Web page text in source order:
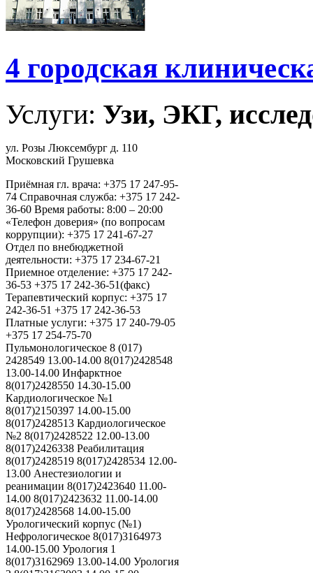
4 городская
Услуги: Узи, ЭКГ,
ул. Розы Люксембург д. 110
Московский Грушевка
Приёмная гл. врача: +375 17 247-95-
74 Справочная служба: +375 17 242-
36-60 Время работы: 8:00 – 20:00
«Телефон доверия» (по вопросам
коррупции): +375 17 241-67-27
Отдел по внебюджетной
деятельности: +375 17 234-67-21
Приемное отделение: +375 17 242-
36-53 +375 17 242-36-51(факс)
Терапевтический корпус: +375 17
242-36-51 +375 17 242-36-53
Платные услуги: +375 17 240-79-05
+375 17 254-75-70
Пульмонологическое 8 (017)
2428549 13.00-14.00 8(017)2428548
13.00-14.00 Инфарктное
8(017)2428550 14.30-15.00
Кардиологическое №1
8(017)2150397 14.00-15.00
8(017)2428513 Кардиологическое
№2 8(017)2428522 12.00-13.00
8(017)2426338 Реабилитация
8(017)2428519 8(017)2428534 12.00-
13.00 Анестезиологии и
реанимации 8(017)2423640 11.00-
14.00 8(017)2423632 11.00-14.00
8(017)2428568 14.00-15.00
Урологический корпус (№1)
Нефрологическое 8(017)3164973
14.00-15.00 Урология 1
8(017)3162969 13.00-14.00 Урология